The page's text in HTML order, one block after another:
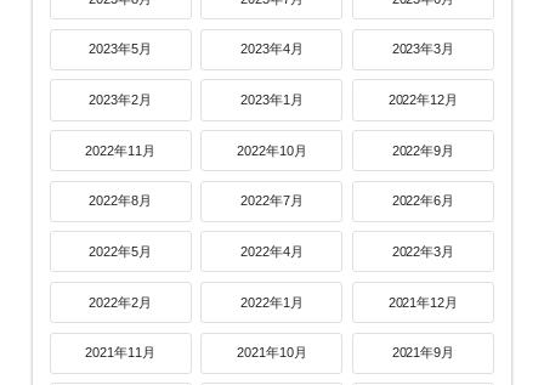
2023年5月 2023年4月 2023年3月
2023年2月 2023年1月 2022年12月
2022年11月 2022年10月 2022年9月
2022年8月 2022年7月 2022年6月
2022年5月 2022年4月 2022年3月
2022年2月 2022年1月 2021年12月
2021年11月 2021年10月 2021年9月